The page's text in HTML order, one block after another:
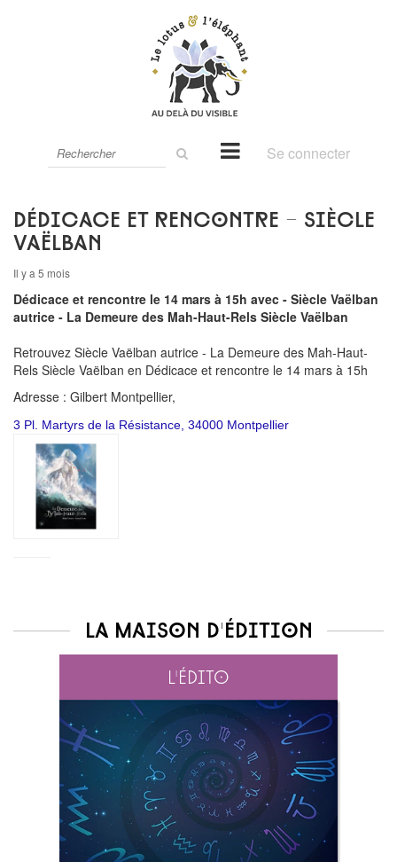
le
Se connecter
Dédicace et rencontre - Siècle
Vaëlban
Il y a 5 mois
Dédicace et rencontre le 14 mars à 15h avec - Siècle Vaëlban
autrice - La Demeure des Mah-Haut-Rels Siècle Vaëlban
Retrouvez Siècle Vaëlban autrice - La Demeure des Mah-Haut-
Rels Siècle Vaëlban en Dédicace et rencontre le 14 mars à 15h
Adresse : Gilbert Montpellier,
3 Pl. Martyrs de la Résistance, 34000 Montpellier
La maison d'édition
L'édito